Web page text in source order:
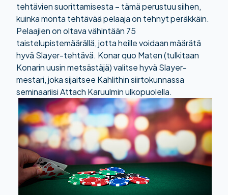
tehtävien suorittamisesta – tämä perustuu siihen,
kuinka monta tehtävää pelaaja on tehnyt peräkkäin.
Pelaajien on oltava vähintään 75
taistelupistemäärällä, jotta heille voidaan määrätä
hyvä Slayer-tehtävä. Konar quo Maten (tulkitaan
Konarin uusin metsästäjä) valitse hyvä Slayer-
mestari, joka sijaitsee Kahlithin siirtokunnassa
seminaariisi Attach Karuulmin ulkopuolella.